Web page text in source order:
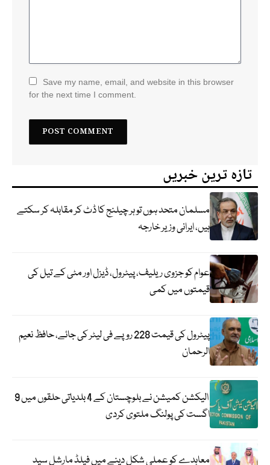
Save my name, email, and website in this browser
for the next time I comment.
تازہ ترین خبریں
مسلمان متحد ہوں تو ہر چیلنج کا ڈٹ کر مقابلہ کر سکتے
ہیں، ایرانی وزیر خارجہ
عوام کو جزوی ریلیف، پیٹرول، ڈیزل اور مٹی کے تیل کی
قیمتوں میں کمی
پیٹرول کی قیمت 228 روپے فی لیٹر کی جائے، حافظ نعیم
الرحمان
الیکشن کمیشن نے بلوچستان کے 4 بلدیاتی حلقوں میں 9
اگست کی پولنگ ملتوی کردی
معاہدے کو عملی شکل دینے میں فیلڈ مارشل سید